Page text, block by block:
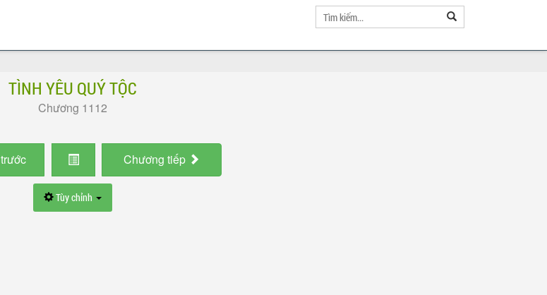
TÌNH YÊU QUÝ TỘC
Chương 1112
trước Chương tiếp
Tùy chỉnh